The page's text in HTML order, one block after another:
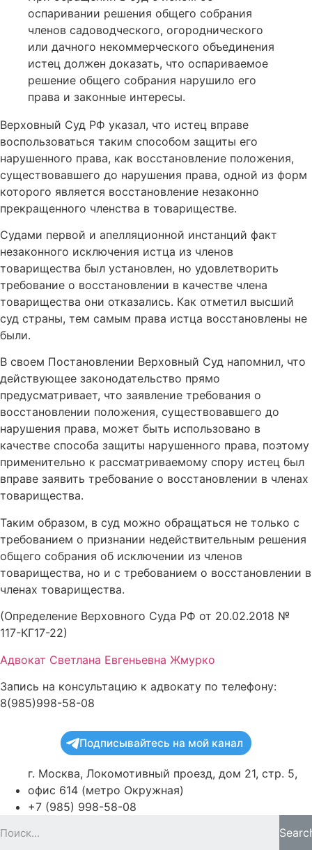
оспаривании решения общего собрания
членов садоводческого, огороднического
или дачного некоммерческого объединения
истец должен доказать, что оспариваемое
решение общего собрания нарушило его
права и законные интересы.
Верховный Суд РФ указал, что истец вправе
воспользоваться таким способом защиты его
нарушенного права, как восстановление положения,
существовавшего до нарушения права, одной из форм
которого является восстановление незаконно
прекращенного членства в товариществе.
Судами первой и апелляционной инстанций факт
незаконного исключения истца из членов
товарищества был установлен, но удовлетворить
требование о восстановлении в качестве члена
товарищества они отказались. Как отметил высший
суд страны, тем самым права истца восстановлены не
были.
В своем Постановлении Верховный Суд напомнил, что
действующее законодательство прямо
предусматривает, что заявление требования о
восстановлении положения, существовавшего до
нарушения права, может быть использовано в
качестве способа защиты нарушенного права, поэтому
применительно к рассматриваемому спору истец был
вправе заявить требование о восстановлении в членах
товарищества.
Таким образом, в суд можно обращаться не только с
требованием о признании недействительным решения
общего собрания об исключении из членов
товарищества, но и с требованием о восстановлении в
членах товарищества.
(Определение Верховного Суда РФ от 20.02.2018 №
117-КГ17-22)
Адвокат Светлана Евгеньевна Жмурко
Запись на консультацию к адвокату по телефону:
8(985)998-58-08
Подписывайтесь на мой канал
г. Москва, Локомотивный проезд, дом 21, стр. 5,
офис 614 (метро Окружная)
+7 (985) 998-58-08